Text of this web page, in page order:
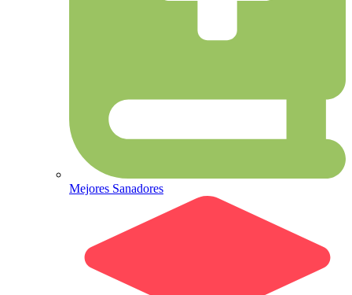
Mejores Sanadores